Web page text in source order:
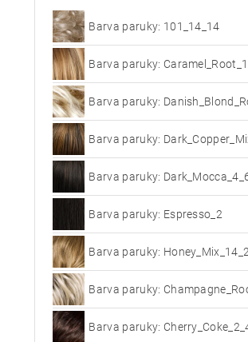
Barva paruky: 101_14_14
Barva paruky:
Barva paruky:
Barva paruky:
Barva paruky:
Barva paruky: Espresso_2
Barva paruky:
Barva paruky:
Barva paruky: